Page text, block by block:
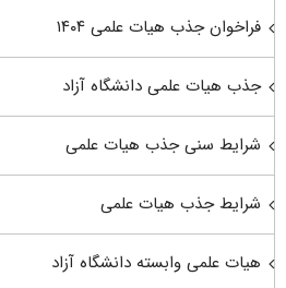
فراخوان جذب هیات علمی ۱۴۰۴
جذب هیات علمی دانشگاه آزاد
شرایط سنی جذب هیات علمی
شرایط جذب هیات علمی
هیات علمی وابسته دانشگاه آزاد